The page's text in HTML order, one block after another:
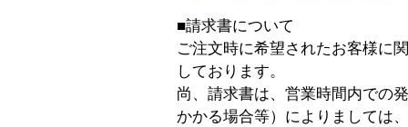
■請求書について
ご注文時に希望されたお客様に
しております。
尚、請求書は、営業時間内での
かかる場合等）によりましては